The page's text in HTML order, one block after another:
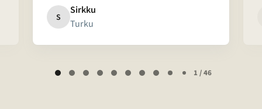
S
Sirkku
Turku
1 / 46